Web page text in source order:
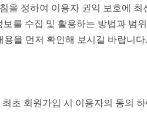
을 정하여 이용자 권익 보호에 최
를 수집 및 활용하는 방법과 범
을 먼저 확인해 보시길 바랍니다.
초 회원가입 시 이용자의 동의